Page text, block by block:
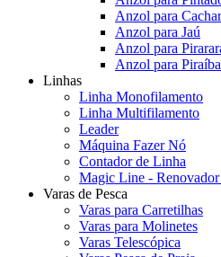
Anzol para
Anzol para Jaú
Anzol para
Anzol para Piraíba
Linhas
Linha Monofilamento
Linha Multifilamento
Leader
Máquina Fazer Nó
Contador de Linha
Magic Line -
Varas de Pesca
Varas para Carretilhas
Varas para Molinetes
Varas Telescópica